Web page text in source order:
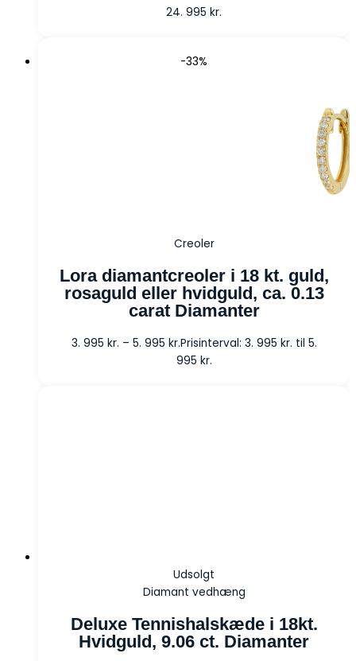
24. 995 kr.
-33%
Creoler
Lora diamantcreoler i 18 kt. guld,
rosaguld eller hvidguld, ca. 0.13
carat Diamanter
3. 995 kr. – 5. 995 kr.Prisinterval: 3. 995 kr. til 5.
995 kr.
Udsolgt
Diamant vedhæng
Deluxe Tennishalskæde i 18kt.
Hvidguld, 9.06 ct. Diamanter